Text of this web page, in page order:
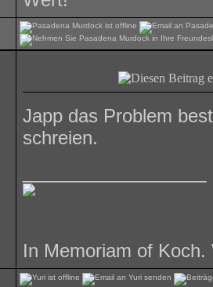
Japp das Problem
schreien.
In Memoriam of